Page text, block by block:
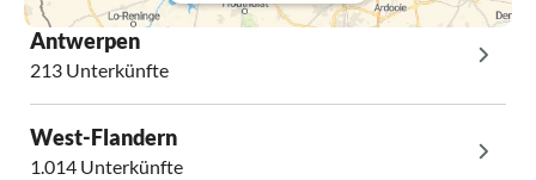
Antwerpen
213 Unterkünfte
West-Flandern
1.014 Unterkünfte